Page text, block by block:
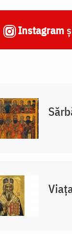
Instagram